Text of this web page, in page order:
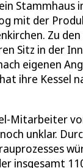
Stammhaus
mit der
Zu
Sitz in der
eigenen
ihre Kessel
Mitarbeiter
unklar.
insgesamt